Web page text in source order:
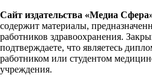
Сайт издательства «Медиа
содержит материалы,
работников здравоохранения.
подтверждаете, что являетесь
работником или студентом
учреждения.